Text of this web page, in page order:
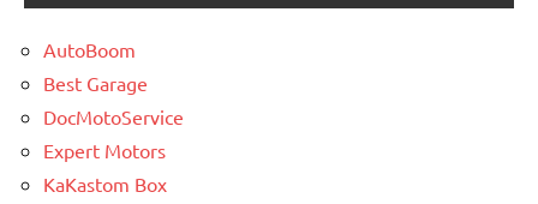
AutoBoom
Best Garage
DocMotoService
Expert Motors
KaKastom Box